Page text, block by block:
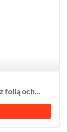
folią och...